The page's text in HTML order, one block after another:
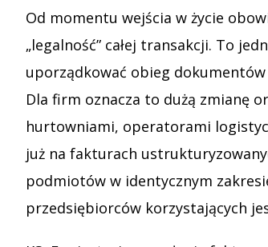
Od momentu wejścia w życie
„legalność” całej transakcji. To
uporządkować obieg
Dla firm oznacza to dużą zmianę
hurtowniami, operatorami
już na fakturach
podmiotów w identycznym
przedsiębiorców korzystających